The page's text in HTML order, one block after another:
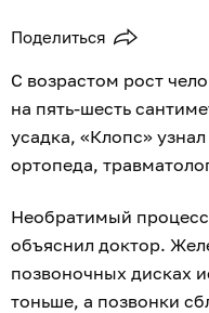
Поделиться
С возрастом рост
на пять-шесть
усадка, «Клопс»
ортопеда,
Необратимый
объяснил доктор.
позвоночных дисках
тоньше, а позвонки